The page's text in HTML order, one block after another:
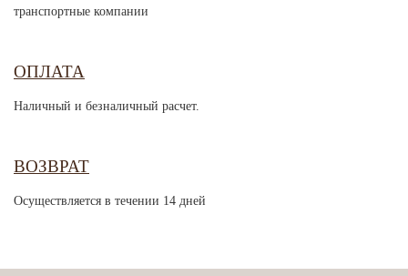
транспортные компании
ОПЛАТА
Наличный и безналичный расчет.
ВОЗВРАТ
Осуществляется в течении 14 дней